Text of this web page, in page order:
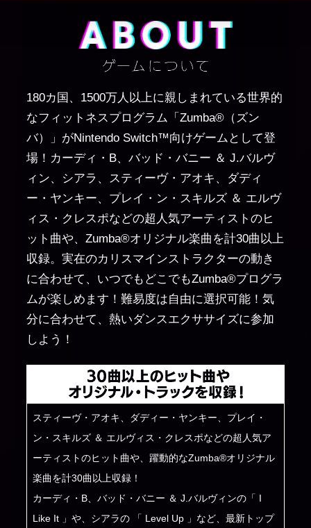
180カ国、1500万人以上に親しまれている世界的
なフィットネスプログラム「Zumba®（ズン
バ）」がNintendo Switch™向けゲームとして登
場！カーディ・B、バッド・バニー ＆ J.バルヴ
ィン、シアラ、スティーヴ・アオキ、ダディ
ー・ヤンキー、プレイ・ン・スキルズ ＆ エルヴ
ィス・クレスポなどの超人気アーティストのヒ
ット曲や、Zumba®オリジナル楽曲を計30曲以上
収録。実在のカリスマインストラクターの動き
に合わせて、いつでもどこでもZumba®プログラ
ムが楽しめます！難易度は自由に選択可能！気
分に合わせて、熱いダンスエクササイズに参加
しよう！
スティーヴ・アオキ、ダディー・ヤンキー、プレイ・
ン・スキルズ ＆ エルヴィス・クレスポなどの超人気ア
ーティストのヒット曲や、躍動的なZumba®オリジナル
楽曲を計30曲以上収録！
カーディ・B、バッド・バニー ＆ J.バルヴィンの「 I
Like It 」や、シアラの 「 Level Up 」など、最新トップ